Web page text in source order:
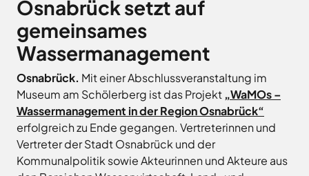
Osnabrück setzt auf
gemeinsames
Wassermanagement
Osnabrück. Mit einer Abschlussveranstaltung im
Museum am Schölerberg ist das Projekt „WaMOs –
Wassermanagement in der Region Osnabrück“
erfolgreich zu Ende gegangen. Vertreterinnen und
Vertreter der Stadt Osnabrück und der
Kommunalpolitik sowie Akteurinnen und Akteure aus
Gesunde
Stunde
Hafen
Wittlager
Land
GmbH
Kreismusikschule
Osnabrück
Termine
sowie
Veranstaltungen
des
Landkreises
direkt
in
Ihr
Postfach
erhalten.
Kreishaus
Osnabrück
Am
Schölerberg
1
49082
Osnabrück
Kontaktaufnahme
0541
5010
Landkreises
aus,
um
auf
die
jeweilige
Website
zu
gelangen.
Zur
Website